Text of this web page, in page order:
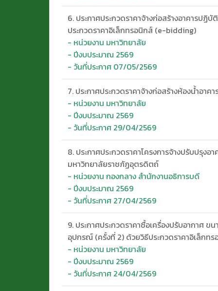
6. ประกาศประกวดราคาจ้างก่อสร้างอาคารปฏิ
ประกวดราคาอิเล็กทรอนิกส์ (e-bidding)
- หน่วยงาน มหาวิทยาลัย
- ปีงบประมาณ 2569
- วันที่ประกาศ 07/05/2569
7. ประกาศประกวดราคาจ้างก่อสร้างห้องน้ำอาค
- หน่วยงาน มหาวิทยาลัย
- ปีงบประมาณ 2569
- วันที่ประกาศ 29/04/2569
8. ประกาศประกวดราคาโครงการจ้างปรับปรุงอ
มหาวิทยาลัยราชภัฏอุตรดิตถ์
- หน่วยงาน กองกลาง สำนักงานอธิการบดี
- ปีงบประมาณ 2569
- วันที่ประกาศ 27/04/2569
9. ประกาศประกวดราคาซื้อเครื่องปรับอากาศ
อุปกรณ์ (ครั้งที่ 2) ด้วยวิธีประกวดราคาอิเล็กท
- หน่วยงาน มหาวิทยาลัย
- ปีงบประมาณ 2569
- วันที่ประกาศ 24/04/2569